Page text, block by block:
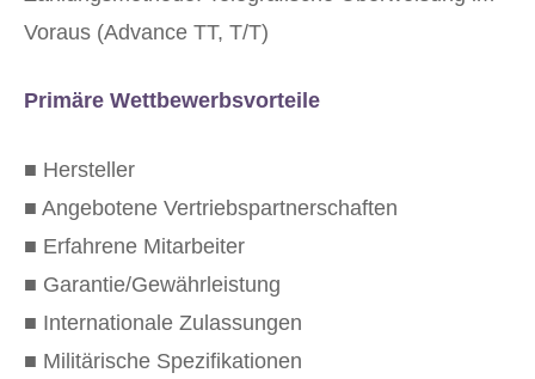
Voraus (Advance TT, T/T)
Primäre Wettbewerbsvorteile
■ Hersteller
■ Angebotene Vertriebspartnerschaften
■ Erfahrene Mitarbeiter
■ Garantie/Gewährleistung
■ Internationale Zulassungen
■ Militärische Spezifikationen